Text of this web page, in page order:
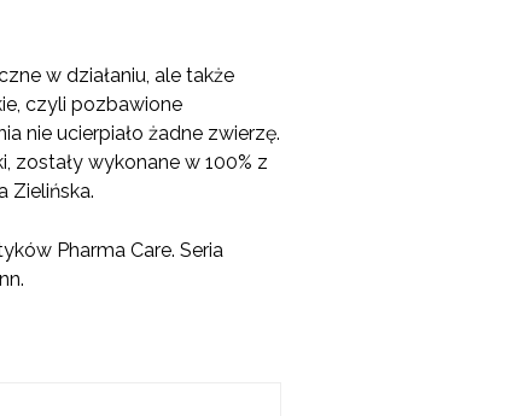
w działaniu, ale także
czyli pozbawione
nie ucierpiało żadne zwierzę.
zostały wykonane w 100% z
Zielińska.
Pharma Care. Seria